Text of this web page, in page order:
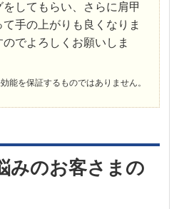
してもらい、さらに肩甲
手の上がりも良くなりま
でよろしくお願いしま
能を保証するものではありません。
みのお客さまの